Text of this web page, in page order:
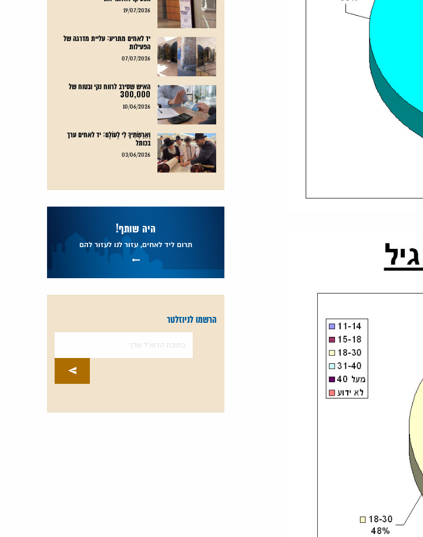
19/07/2026
יד לאחים מתריע: עליית מדרגה של
הפעילות
07/07/2026
האיש שסירב לרווח נקי ובטוח של
300,000
10/06/2026
וְאֵרַשְׂתִּיךְ לִי לְעוֹלָם: יד לאחים ערך
בכותל
03/06/2026
היה שותף!
תרום ליד לאחים, עזור לנו לעזור להם
הרשמו לניוזלטר